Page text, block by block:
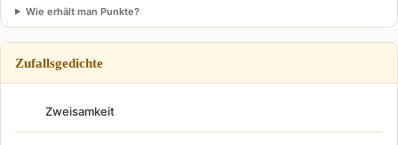
Wie erhält man Punkte?
Zufallsgedichte
Zweisamkeit